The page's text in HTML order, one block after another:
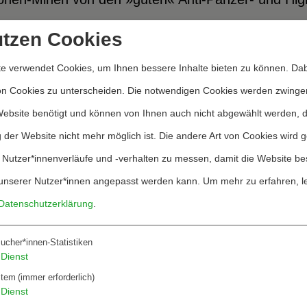
die sich ausgezahlt hat. Denn
an die Kampagne übergeben wird, wird
118 Staaten – der Vertragstext zum Verbot
der Vertrag verbietet nur Anti-Personen-
Minen mit eingebautem Räumschutz, High-
werden davon nicht berührt. Die USA , die die
haben ein eigenes Minenräumprogramm
Ein Beweis mehr dafür, daß die
Druck auf die Mächtigen der Welt ausüben
die anderen Staaten erreicht, die bislang nicht
China und Indien.
Cookies
verwendet Cookies, um Ihnen bessere Inhalte bieten zu können.
Cookies zu unterscheiden. Die notwendigen Cookies werden
benötigt und können von Ihnen auch nicht abgewählt werden,
der Website nicht mehr möglich ist. Die andere Art von Cookies wird
und -verhalten zu messen, damit die Website
Nutzer*innen angepasst werden kann. Um mehr zu erfahren,
Statistiken
Dienst
(immer erforderlich)
Dienst